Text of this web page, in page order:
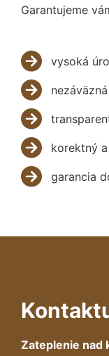
Garantujeme
vysoká
korektný
garancia
Zateplenie nad